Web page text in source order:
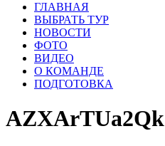
ГЛАВНАЯ
ВЫБРАТЬ ТУР
НОВОСТИ
ФОТО
ВИДЕО
О КОМАНДЕ
ПОДГОТОВКА
AZXArTUa2Qk